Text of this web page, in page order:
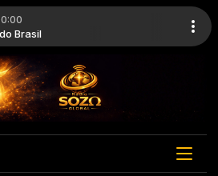
- Geração Que Dança
da Música Gospel